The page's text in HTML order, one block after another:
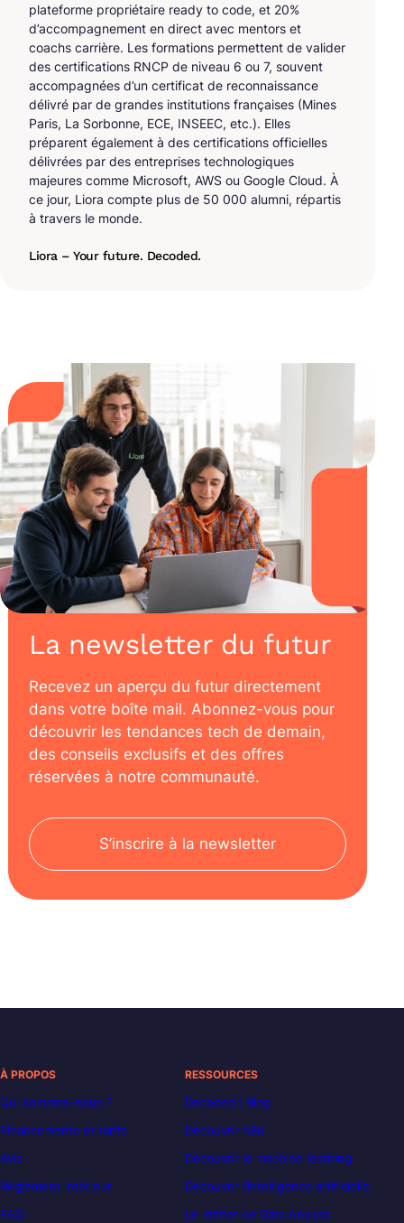
plateforme propriétaire ready to code, et 20%
d’accompagnement en direct avec mentors et
coachs carrière. Les formations permettent de valider
des certifications RNCP de niveau 6 ou 7, souvent
accompagnées d’un certificat de reconnaissance
délivré par de grandes institutions françaises (Mines
Paris, La Sorbonne, ECE, INSEEC, etc.). Elles
préparent également à des certifications officielles
délivrées par des entreprises technologiques
majeures comme Microsoft, AWS ou Google Cloud. À
ce jour, Liora compte plus de 50 000 alumni, répartis
à travers le monde.
Liora – Your future. Decoded.
La newsletter du futur
Recevez un aperçu du futur directement
dans votre boîte mail. Abonnez-vous pour
découvrir les tendances tech de demain,
des conseils exclusifs et des offres
réservées à notre communauté.
S’inscrire à la newsletter
À PROPOS
Qui sommes-nous ?
Financements et tarifs
Avis
Règlement intérieur
FAQ
RESSOURCES
Decoded | Blog
Découvrir n8n
Découvrir le machine learning
Découvrir l’intelligence artificielle
Le métier de Data Analyst